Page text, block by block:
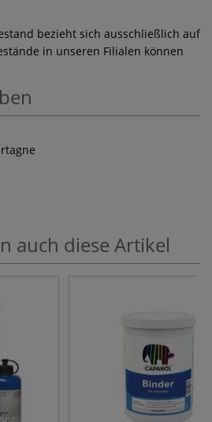
bezieht sich ausschließlich auf
in unseren Filialen können
auch diese Artikel